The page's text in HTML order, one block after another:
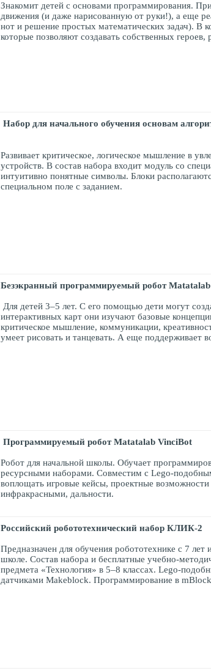
Знакомит детей с основами программирования.
движения (и даже нарисованную от руки!), а еще
нот и решение простых математических задач). В
которые позволяют создавать собственных героев,
Набор для начального обучения основам
Развивает критическое, логическое мышление в
устройств. В состав набора входит модуль со
интуитивно понятные символы. Блоки
специальном поле с заданием.
Безэкранный программируемый робот
Для детей 3–5 лет. С его помощью дети могут
интерактивных карт они изучают базовые
критическое мышление, коммуникации,
умеет рисовать и танцевать. А еще поддерживает
Программируемый роботMatatalab VinciBot
Робот для начальной школы. Обучает
ресурсными наборами. Совместим с Lego-
воплощать игровые кейсы, проектные возможности
инфракрасными, дальности.
Российский робототехнический набор КЛИК-2
Предназначен для обучения робототехнике с 7 лет
школе. Состав набора и бесплатные учебно-
предмета «Технология» в 5–8 классах. Lego-
датчиками Makeblock. Программирование в